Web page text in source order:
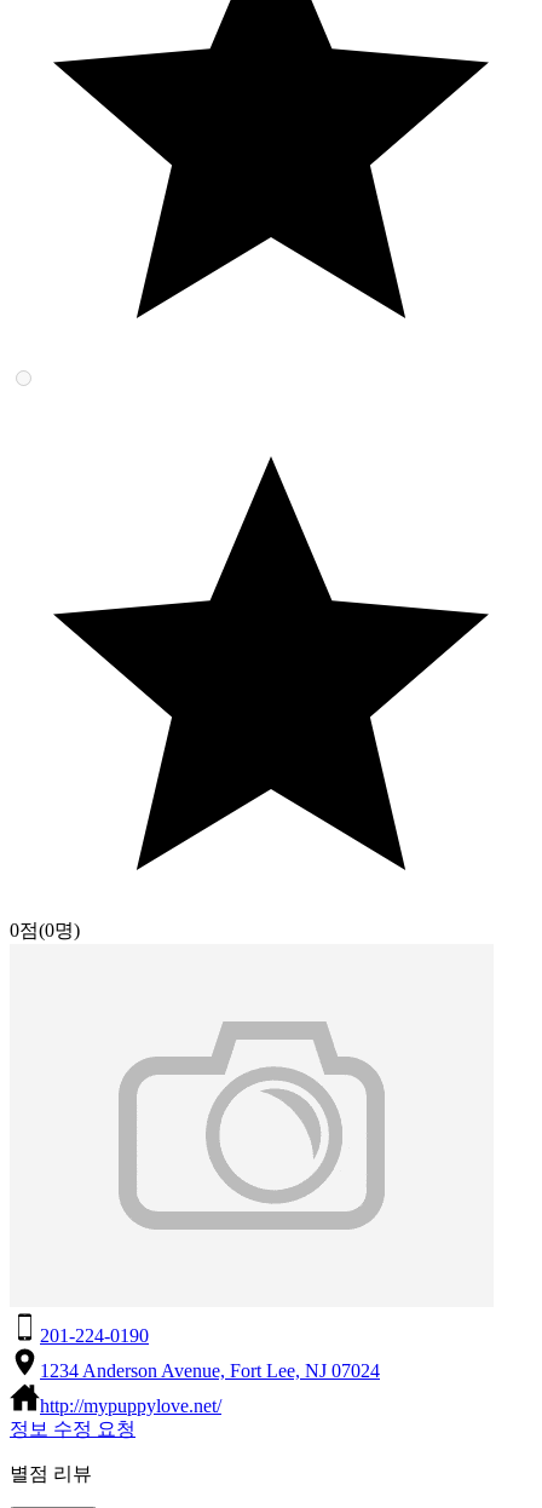
0점(0명)
201-224-0190
1234 Anderson Avenue, Fort Lee, NJ 07024
http://mypuppylove.net/
정보 수정 요청
별점 리뷰